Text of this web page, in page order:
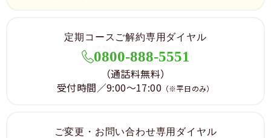
定期コースご解約専用ダイヤル
0800-888-5551
（通話料無料）
受付時間／9:00～17:00 （※平日のみ）
ご変更・お問い合わせ専用ダイヤル